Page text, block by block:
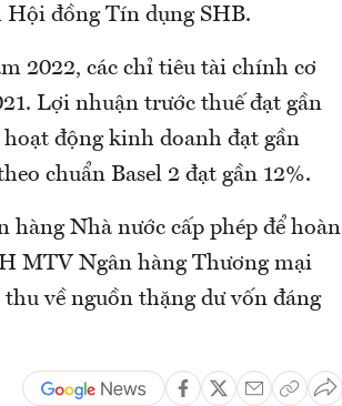
đồng Tín dụng SHB.
2022, các chỉ tiêu tài chính cơ
Lợi nhuận trước thuế đạt gần
động kinh doanh đạt gần
chuẩn Basel 2 đạt gần 12%.
hàng Nhà nước cấp phép để hoàn
MTV Ngân hàng Thương mại
về nguồn thặng dư vốn đáng